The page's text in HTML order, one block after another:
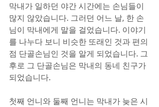
막내가 일하던 야간 시간에는 손님들이
많지 않았습니다. 그러던 어느 날, 한 손
님이 막내에게 말을 걸었습니다. 이야기
를 나누다 보니 비슷한 또래인 것과 편의
점 단골손님인 것을 알게 되었습니다. 그
후로 그 단골손님은 막내의 동네 친구가
되었습니다.
첫째 언니와 둘째 언니는 막내가 늦은 시